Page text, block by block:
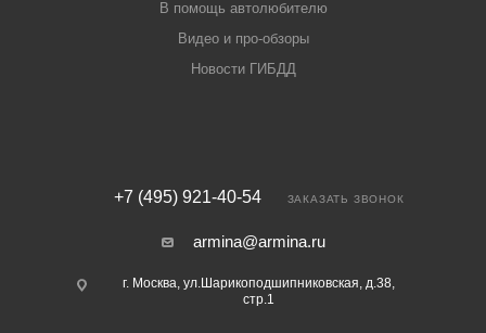
В помощь автолюбителю
Видео и про-обзоры
Новости ГИБДД
+7 (495) 921-40-54 ЗАКАЗАТЬ ЗВОНОК
armina@armina.ru
г. Москва, ул.Шарикоподшипниковская, д.38,
стр.1